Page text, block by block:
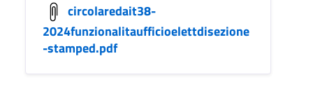
circolaredait38-
2024funzionalitaufficioelettdisezione
-stamped.pdf